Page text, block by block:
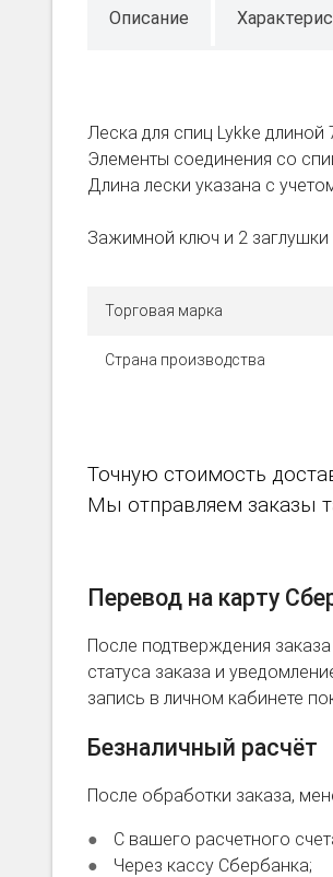
Описание
Леска для спиц Lykke длиной
Элементы соединения со
Длина лески указана с
Зажимной ключ и 2 заглушки
Торговая марка
Страна производства
Точную стоимость
Мы отправляем заказы
Перевод на карту
После подтверждения
статуса заказа и
запись в личном кабинете
Безналичный расчёт
После обработки заказа,
С вашего расчетного
Через кассу Сбербанка;